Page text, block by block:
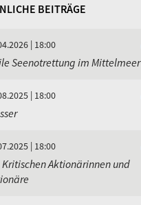
BEITRÄGE
| 18:00
Seenotrettung im Mittelmeer
| 18:00
| 18:00
Kritischen Aktionärinnen und